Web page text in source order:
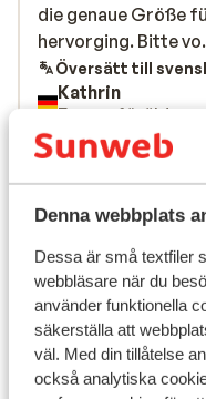
Denna webbplats
Dessa är små textfiler
webbläsare när du
använder funktionella
säkerställa att
väl. Med din tillåtelse
också analytiska
die genaue Größe
hervorging. Bitte
Spüllappen bis zum
Klopapier alles
die genaue Größe
hervorging. Bitte
Översätt till
Kathrin
Ensam förälder
Läge